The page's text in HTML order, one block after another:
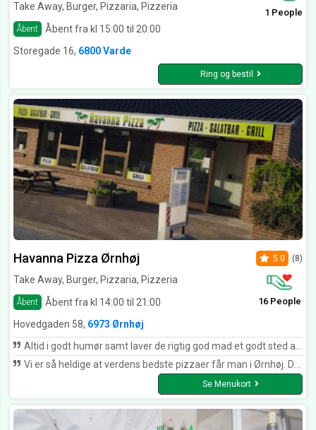
Take Away, Burger, Pizzaria, Pizzeria
Åbent Åbent fra kl 15:00 til 20:00
1 People
Storegade 16, 6800 Varde
Ring og bestil
Havanna Pizza Ørnhøj
Take Away, Burger, Pizzaria, Pizzeria
Åbent Åbent fra kl 14:00 til 21:00
5.0 (8)
16 People
Hovedgaden 58, 6973 Ørnhøj
Altid i godt humør samt laver de rigtig god mad et godt sted at komme
Vi er så heldige at verdens bedste pizzaer får man i Ørnhøj. Desuden får man en altid venlig, sød og personlig behandling, når man kommer derop.
Se Menukort